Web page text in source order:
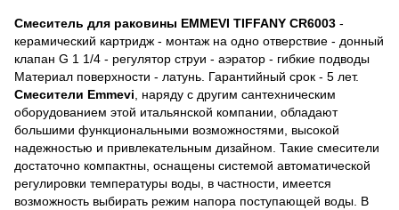
Смеситель для раковины EMMEVI TIFFANY CR6003 -
керамический картридж - монтаж на одно отверствие - донный
клапан G 1 1/4 - регулятор струи - аэратор - гибкие подводы
Материал поверхности - латунь. Гарантийный срок - 5 лет.
Смесители Emmevi , наряду с другим сантехническим
оборудованием этой итальянской компании, обладают
большими функциональными возможностями, высокой
надежностью и привлекательным дизайном. Такие смесители
достаточно компактны, оснащены системой автоматической
регулировки температуры воды, в частности, имеется
возможность выбирать режим напора поступающей воды. В